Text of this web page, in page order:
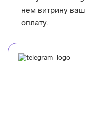
нем витрину
оплату.